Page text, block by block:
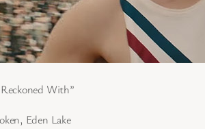
With”
Eden Lake